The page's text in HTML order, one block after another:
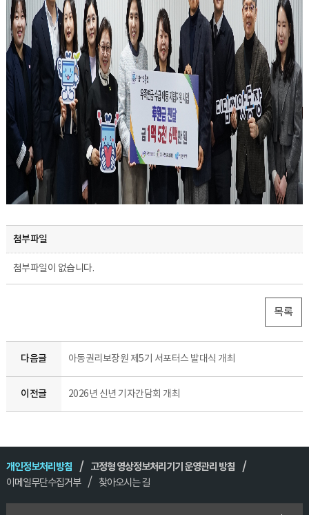
첨부파일
첨부파일이 없습니다.
목록
다음글 아동권리보장원 제5기 서포터스 발대식 개최
이전글 2026년 신년 기자간담회 개최
개인정보처리방침
고정형 영상정보처리기기 운영관리 방침
이메일무단수집거부
찾아오시는 길